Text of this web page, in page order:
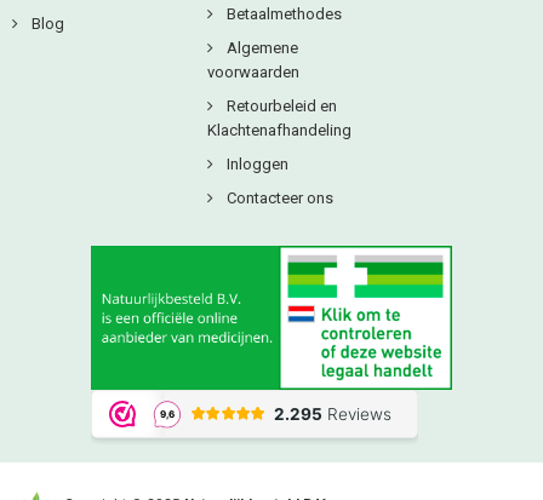
Blog
Betaalmethodes
Algemene
voorwaarden
Retourbeleid en
Klachtenafhandeling
Inloggen
Contacteer ons